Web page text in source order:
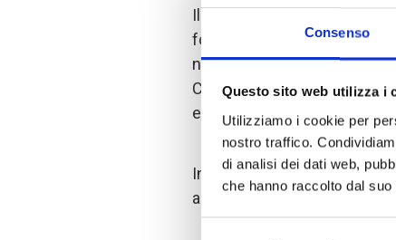
Consenso
Questo sito web utilizza i
Utilizziamo i cookie per
nostro traffico.
di analisi dei dati web,
che hanno raccolto dal
Il Programma Amazonia+
fondazioni, associazioni,
natura speciale presenti
Colombia, Perù, Bolivia ed
entro il12 dicembre 2025
Inviandole
allegati richiesti nel